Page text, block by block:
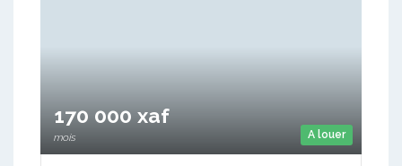
A louer
170 000 xaf
mois